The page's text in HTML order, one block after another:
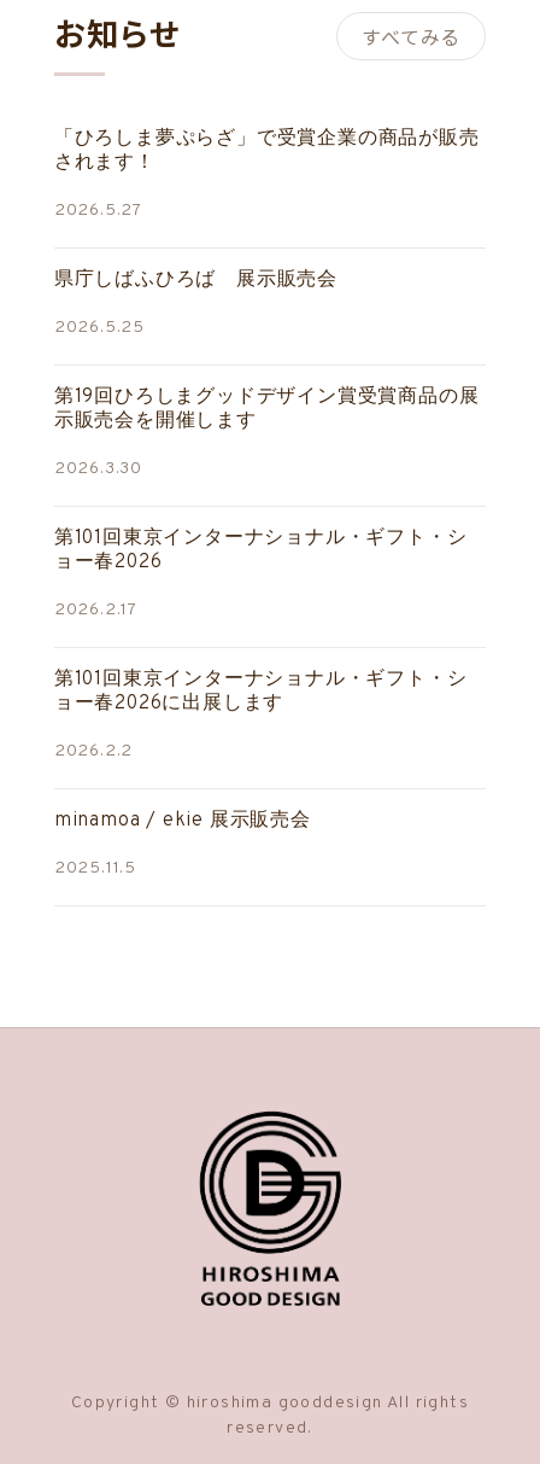
お知らせ すべてみる
「ひろしま夢ぷらざ」で受賞企業の商品が販売
されます！
2026.5.27
県庁しばふひろば 展示販売会
2026.5.25
第19回ひろしまグッドデザイン賞受賞商品の展
示販売会を開催します
2026.3.30
第101回東京インターナショナル・ギフト・シ
ョー春2026
2026.2.17
第101回東京インターナショナル・ギフト・シ
ョー春2026に出展します
2026.2.2
minamoa / ekie 展示販売会
2025.11.5
Copyright © hiroshima gooddesign All rights
reserved.